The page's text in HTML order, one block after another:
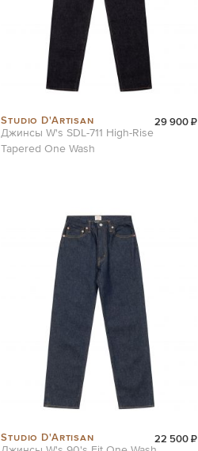
Studio D'Artisan 29 900 ₽
Джинсы W's SDL-711 High-Rise
Tapered One Wash
Studio D'Artisan 22 500 ₽